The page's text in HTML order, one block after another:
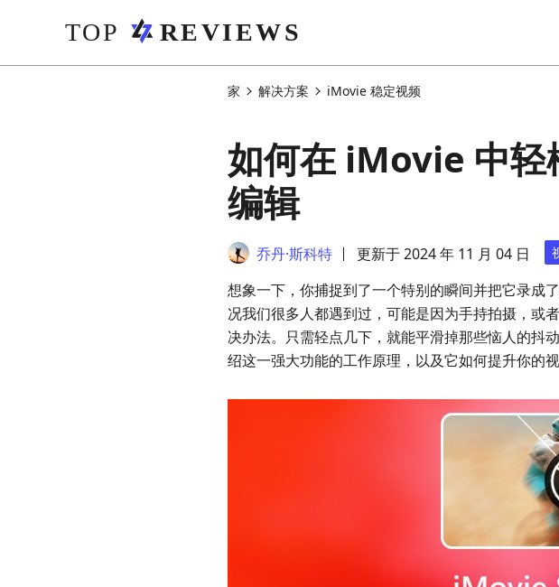
家 解决方案 iMovie 稳定视频
如何在 iMovie 中轻
编辑
乔丹·斯科特 更新于 2024 年 11 月 04 日
想象一下，你捕捉到了一个特别的瞬间并把它录成
况我们很多人都遇到过，可能是因为手持拍摄，或
决办法。只需轻点几下，就能平滑掉那些恼人的抖
绍这一强大功能的工作原理，以及它如何提升你的视